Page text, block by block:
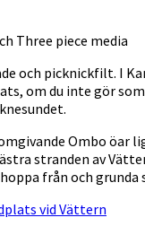
Three piece media
och picknickfilt. I
om du inte gör
Ombo öar
stranden av
från och grunda
vid Vättern